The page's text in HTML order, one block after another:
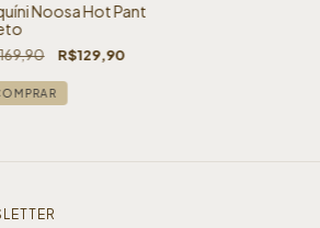
Noosa Hot Pant
R$129,90